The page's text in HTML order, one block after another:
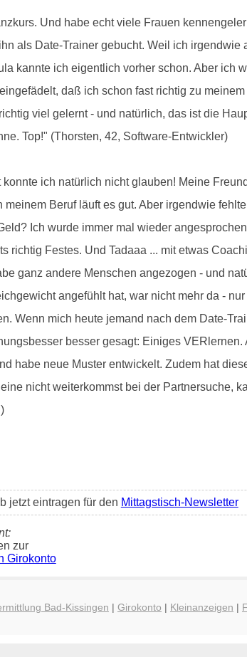
Und habe echt viele Frauen
als Date-Trainer gebucht. Weil ich
kannte ich eigentlich vorher schon. Aber ich
daß ich schon fast richtig zu
viel gelernt - und natürlich, das ist die
Top!" (Thorsten, 42, Software-Entwickler)
ich natürlich nicht glauben! Meine
Beruf läuft es gut. Aber irgendwie
Ich wurde immer mal wieder
richtig Festes. Und Tadaaa ... mit etwas
ganz andere Menschen angezogen - und
angefühlt hat, war nicht mehr da -
Wenn mich heute jemand nach dem Date-
besser gesagt: Einiges
habe neue Muster entwickelt. Zudem hat
nicht weiterkommst bei der Partnersuche,
jetzt eintragen für den Mittagstisch-Newsletter
zur
Girokonto
Bad-Kissingen | Girokonto | Kleinanzeigen |